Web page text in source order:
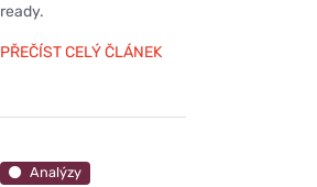
ready.
PŘEČÍST CELÝ ČLÁNEK
Analýzy